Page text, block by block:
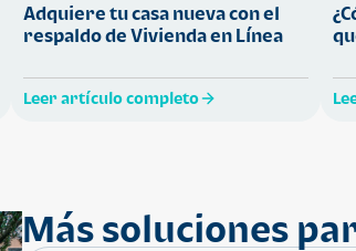
Adquiere tu casa nueva con el
respaldo de Vivienda en Línea
Leer artículo completo
Más soluciones